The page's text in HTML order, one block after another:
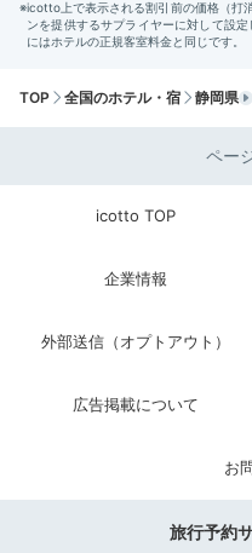
類ものメニューが並び、
私達は個室で和食膳を頂きま
TOP 全国のホテル・宿 静岡県
ペー
icotto TOP
企業情報
外部送信（オプトアウト）
広告掲載について
お
旅行予約